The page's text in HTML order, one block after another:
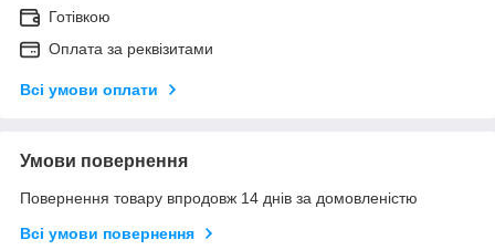
Готівкою
Оплата за реквізитами
Всі умови оплати
Умови повернення
Повернення товару впродовж 14 днів за домовленістю
Всі умови повернення